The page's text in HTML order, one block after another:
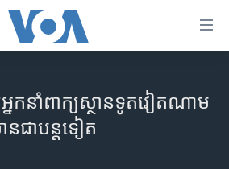
អ្នក​​នាំពាក្យ​​ស្ថានទូត​​វៀតណាម​​
ជា​បន្តទៀត​